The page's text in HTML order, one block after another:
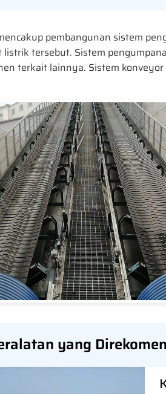
pembangunan sistem
tersebut. Sistem
terkait lainnya. Sistem
yang